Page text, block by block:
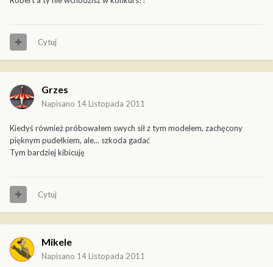
Cytuj
Grzes
Napisano 14 Listopada 2011
Kiedyś również próbowałem swych sił z tym modelem, zachęcony
pięknym pudełkiem, ale... szkoda gadać
Tym bardziej kibicuję
Cytuj
Mikele
Napisano 14 Listopada 2011